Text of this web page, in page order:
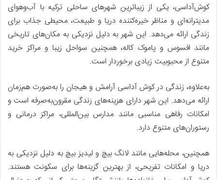
کوش‌آداسی، یکی از زیباترین شهرهای ساحلی ترکیه با آب‌وهوای
مدیترانه‌ای و مناظر خیره‌کننده دریا و طبیعت، محیطی جذاب برای
زندگی ارائه می‌دهد. این شهر به دلیل نزدیکی به مکان‌های تاریخی
مانند افسوس و پاموک کاله، همچنین سواحل زیبا و مراکز خرید
متنوع از محبوبیت زیادی برخوردار است.
به‌علاوه، زندگی در کوش آداسی آرامش و هیجان را به‌صورت هم‌زمان
ارائه می‌دهد. این شهر دارای هزینه‌های زندگی مقرون‌به‌صرفه است و
امکانات رفاهی مناسبی مانند مدارس بین‌المللی، مراکز درمانی و
رستوران‌های متنوع دارد.
همچنین، محله‌هایی مانند لانگ بیچ و لیدیز بیچ به دلیل نزدیکی به
دریا و امکانات تفریحی، از بهترین گزینه‌ها برای سکونت هستند.